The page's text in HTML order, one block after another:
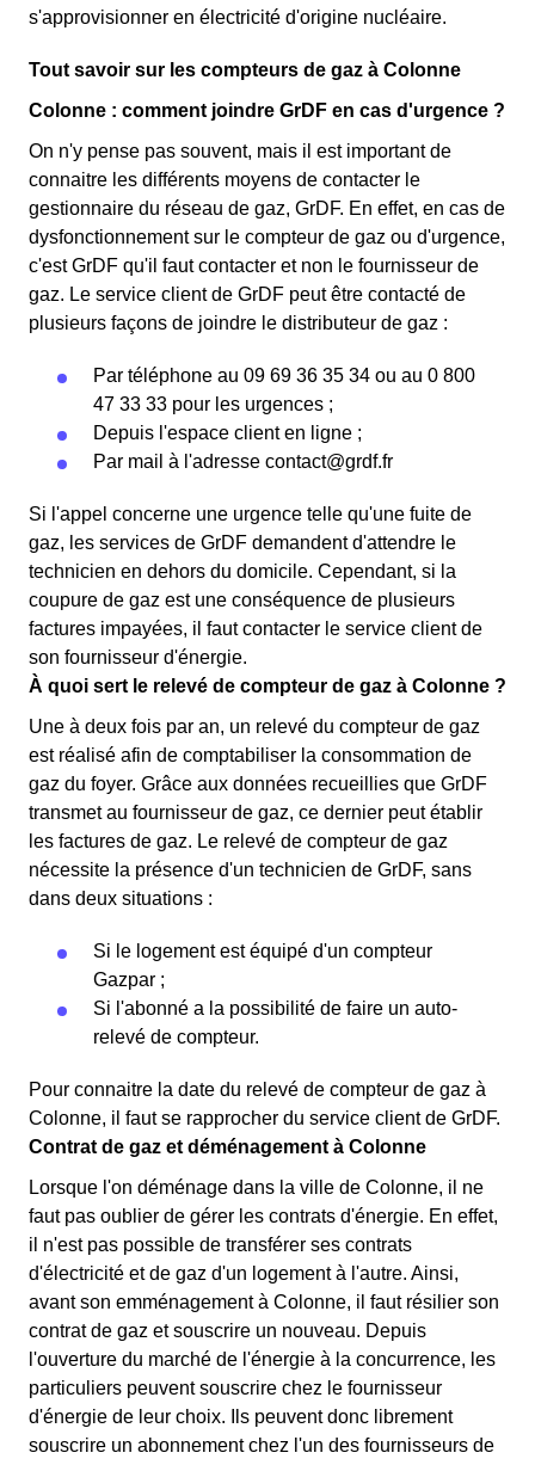
s'approvisionner en électricité d'origine nucléaire.
Tout savoir sur les compteurs de gaz à Colonne
Colonne : comment joindre GrDF en cas d'urgence ?
On n'y pense pas souvent, mais il est important de
connaitre les différents moyens de contacter le
gestionnaire du réseau de gaz, GrDF. En effet, en cas de
dysfonctionnement sur le compteur de gaz ou d'urgence,
c'est GrDF qu'il faut contacter et non le fournisseur de
gaz. Le service client de GrDF peut être contacté de
plusieurs façons de joindre le distributeur de gaz :
Par téléphone au 09 69 36 35 34 ou au 0 800
47 33 33 pour les urgences ;
Depuis l'espace client en ligne ;
Par mail à l'adresse contact@grdf.fr
Si l'appel concerne une urgence telle qu'une fuite de
gaz, les services de GrDF demandent d'attendre le
technicien en dehors du domicile. Cependant, si la
coupure de gaz est une conséquence de plusieurs
factures impayées, il faut contacter le service client de
son fournisseur d'énergie.
À quoi sert le relevé de compteur de gaz à Colonne ?
Une à deux fois par an, un relevé du compteur de gaz
est réalisé afin de comptabiliser la consommation de
gaz du foyer. Grâce aux données recueillies que GrDF
transmet au fournisseur de gaz, ce dernier peut établir
les factures de gaz. Le relevé de compteur de gaz
nécessite la présence d'un technicien de GrDF, sans
dans deux situations :
Si le logement est équipé d'un compteur
Gazpar ;
Si l'abonné a la possibilité de faire un auto-
relevé de compteur.
Pour connaitre la date du relevé de compteur de gaz à
Colonne, il faut se rapprocher du service client de GrDF.
Contrat de gaz et déménagement à Colonne
Lorsque l'on déménage dans la ville de Colonne, il ne
faut pas oublier de gérer les contrats d'énergie. En effet,
il n'est pas possible de transférer ses contrats
d'électricité et de gaz d'un logement à l'autre. Ainsi,
avant son emménagement à Colonne, il faut résilier son
contrat de gaz et souscrire un nouveau. Depuis
l'ouverture du marché de l'énergie à la concurrence, les
particuliers peuvent souscrire chez le fournisseur
d'énergie de leur choix. Ils peuvent donc librement
souscrire un abonnement chez l'un des fournisseurs de